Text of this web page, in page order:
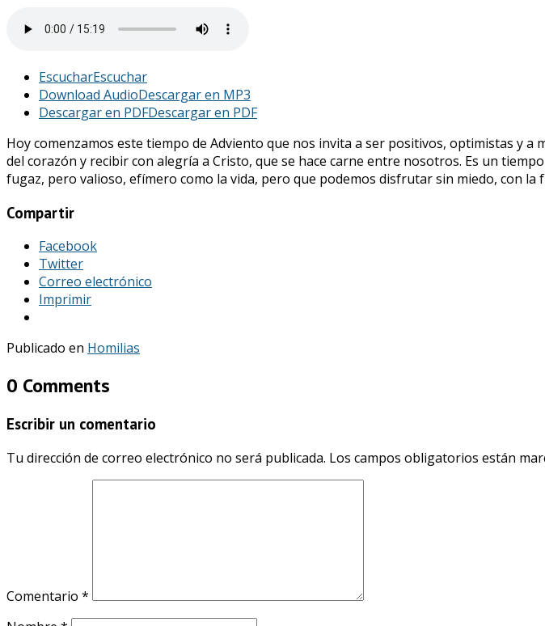
EscucharEscuchar
Download AudioDescargar en MP3
Descargar en PDFDescargar en PDF
Hoy comenzamos este tiempo de Adviento que nos invita a ser positivos, optimistas y a
del corazón y recibir con alegría a Cristo, que se hace carne entre nosotros. Es un
fugaz, pero valioso, efímero como la vida, pero que podemos disfrutar sin miedo, con
Compartir
Facebook
Twitter
Correo electrónico
Imprimir
Publicado en Homilias
0 Comments
Escribir un comentario
Tu dirección de correo electrónico no será publicada. Los campos obligatorios están
Comentario *